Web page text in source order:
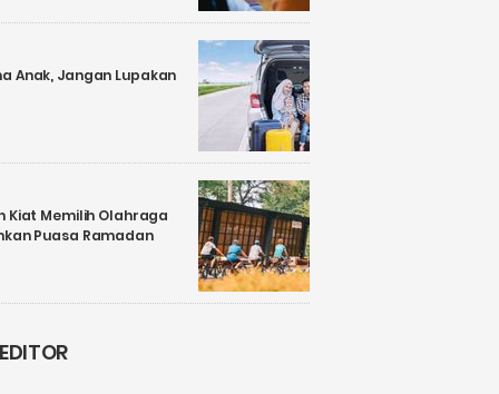
Anak, Jangan Lupakan
Kiat Memilih Olahraga
Puasa Ramadan